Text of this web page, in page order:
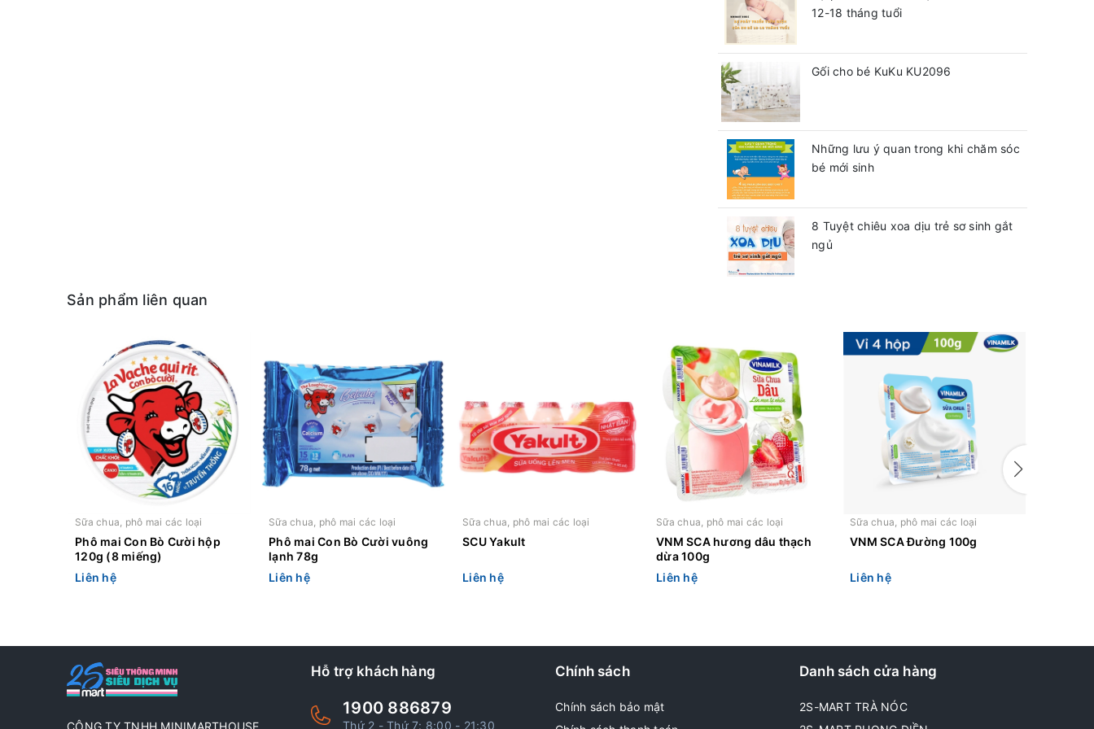
12-18 tháng tuổi
Gối cho bé KuKu KU2096
Những lưu ý quan trong khi chăm sóc
bé mới sinh
8 Tuyệt chiêu xoa dịu trẻ sơ sinh gắt
ngủ
Sản phẩm liên quan
Sữa chua, phô mai các loại
Phô mai Con Bò Cười hộp
120g (8 miếng)
Liên hệ
Sữa chua, phô mai các loại
Phô mai Con Bò Cười vuông
lạnh 78g
Liên hệ
Sữa chua, phô mai các loại
SCU Yakult
Liên hệ
Sữa chua, phô mai các loại
VNM SCA hương dâu thạch
dừa 100g
Liên hệ
Sữa chua, phô mai các loại
VNM SCA Đường 100g
Liên hệ
CÔNG TY TNHH MINIMARTHOUSE
Hỗ trợ khách hàng
1900 886879
Thứ 2 - Thứ 7: 8:00 - 21:30
Chính sách
Chính sách bảo mật
Danh sách cửa hàng
2S-MART TRÀ NÓC